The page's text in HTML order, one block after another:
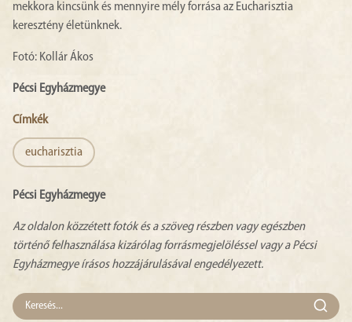
mekkora kincsünk és mennyire mély forrása az Eucharisztia
keresztény életünknek.
Fotó: Kollár Ákos
Pécsi Egyházmegye
Címkék
eucharisztia
Pécsi Egyházmegye
Az oldalon közzétett fotók és a szöveg részben vagy egészben
történő felhasználása kizárólag forrásmegjelöléssel vagy a Pécsi
Egyházmegye írásos hozzájárulásával engedélyezett.